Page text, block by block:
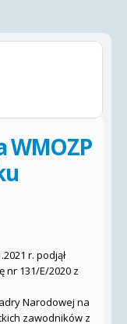
WMOZP
r. podjął
nr 131/E/2020 z
Narodowej na
zawodników z